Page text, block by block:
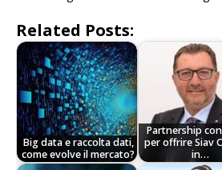
Related Posts:
Big data e raccolta dati,
come evolve il mercato?
Partnership
per offrire Siav
in…